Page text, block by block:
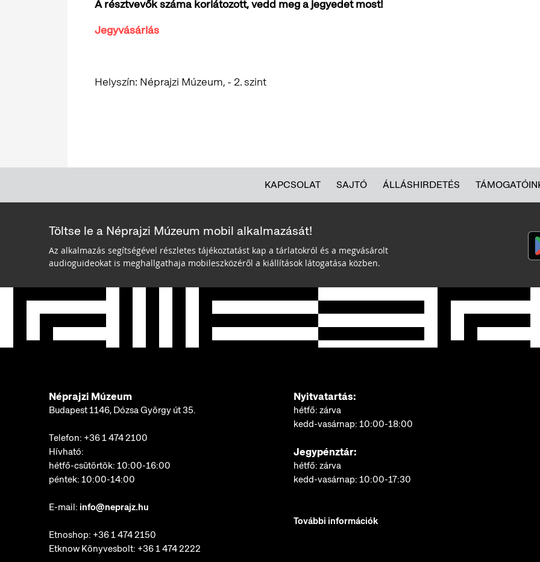
A résztvevők száma korlátozott, vedd meg a jegyedet most!
Jegyvásárlás
Helyszín: Néprajzi Múzeum, - 2. szint
KAPCSOLAT SAJTÓ ÁLLÁSHIRDETÉS
Töltse le a Néprajzi Múzeum mobil alkalmazását!
Az alkalmazás segítségével részletes tájékoztatást kap a tárlatokról és a megvásárolt
audioguideokat is meghallgathaja mobileszközéről a kiállítások látogatása közben.
Néprajzi Múzeum
Budapest 1146, Dózsa György út 35.
Telefon: +36 1 474 2100
Hívható:
hétfő-csütörtök: 10:00-16:00
péntek: 10:00-14:00
E-mail: info@neprajz.hu
Etnoshop: +36 1 474 2150
Etknow Könyvesbolt: +36 1 474 2222
Nyitvatartás:
hétfő: zárva
kedd-vasárnap: 10:00-18:00
Jegypénztár:
hétfő: zárva
kedd-vasárnap: 10:00-17:30
További információk